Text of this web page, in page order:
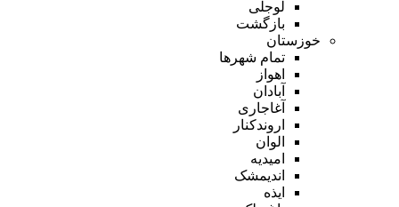
لوجلی
بازگشت
خوزستان
تمام شهر‌ها
اهواز
آبادان
آغاجاری
اروندکنار
الوان
امیدیه
اندیمشک
ایذه